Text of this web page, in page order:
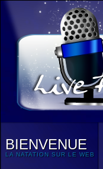
BIENVENUE
LA NATATION SUR LE WEB